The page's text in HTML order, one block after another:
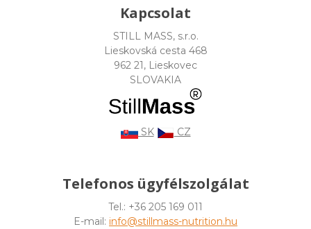
Kapcsolat
STILL MASS, s.r.o.
Lieskovská cesta 468
962 21, Lieskovec
SLOVAKIA
SK CZ
Telefonos ügyfélszolgálat
Tel.: +36 205 169 011
E-mail: info@stillmass-nutrition.hu